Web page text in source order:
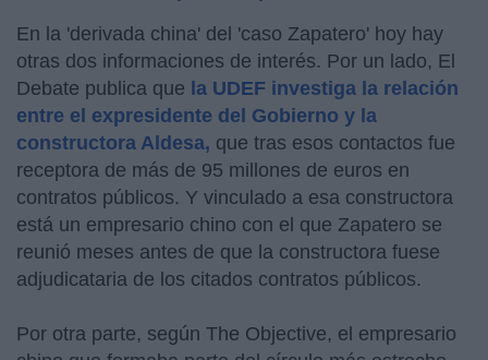
En la 'derivada china' del 'caso Zapatero' hoy hay
otras dos informaciones de interés. Por un lado, El
Debate publica que la UDEF investiga la relación
entre el expresidente del Gobierno y la
constructora Aldesa, que tras esos contactos fue
receptora de más de 95 millones de euros en
contratos públicos. Y vinculado a esa constructora
está un empresario chino con el que Zapatero se
reunió meses antes de que la constructora fuese
adjudicataria de los citados contratos públicos.
Por otra parte, según The Objective, el empresario